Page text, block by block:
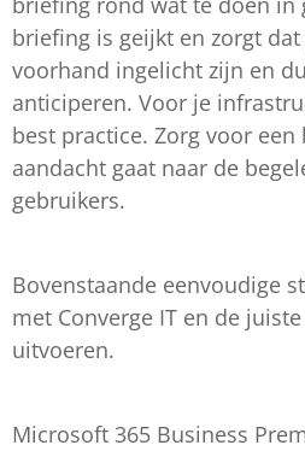
briefing is geijkt en zorgt
voorhand ingelicht zijn en
anticiperen. Voor je
best practice. Zorg voor
aandacht gaat naar de
gebruikers.
Bovenstaande eenvoudige
met Converge IT en de
uitvoeren.
Microsoft 365 Business